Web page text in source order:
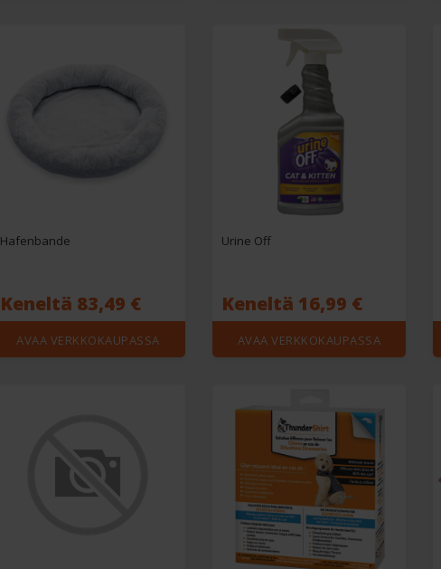
Hafenbande
Keneltä 83,49 €
AVAA VERKKOKAUPASSA
Urine Off
Keneltä 16,99 €
AVAA VERKKOKAUPASSA